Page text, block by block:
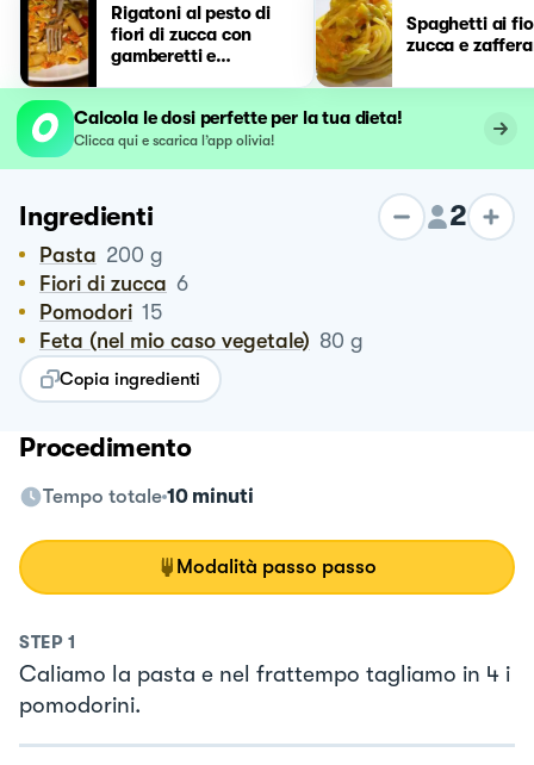
Rigatoni al pesto di
fiori di zucca con
gamberetti e
Spaghetti ai
zucca e
Calcola le dosi perfette per la tua dieta!
Clicca qui e scarica l’app olivia!
Ingredienti 2
Pasta 200 g
Fiori di zucca 6
Pomodori 15
Feta (nel mio caso vegetale) 80 g
Copia ingredienti
Procedimento
Tempo totale 10 minuti
Modalità passo passo
STEP 1
Caliamo la pasta e nel frattempo tagliamo in 4 i
pomodorini.